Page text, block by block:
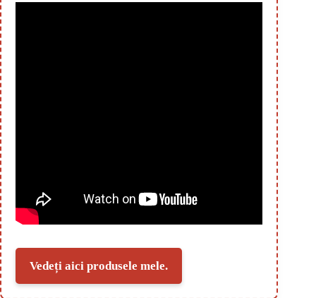
Vedeți aici produsele mele.